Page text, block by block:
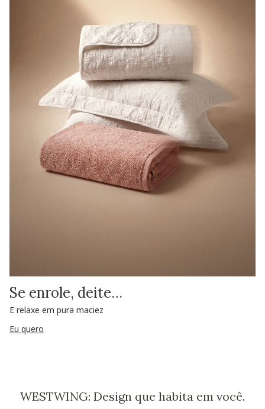
Se enrole, deite…
E relaxe em pura maciez
Eu quero
WESTWING: Design que habita em você.